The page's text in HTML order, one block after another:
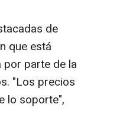
de
que está
parte de la
"Los precios
lo soporte",